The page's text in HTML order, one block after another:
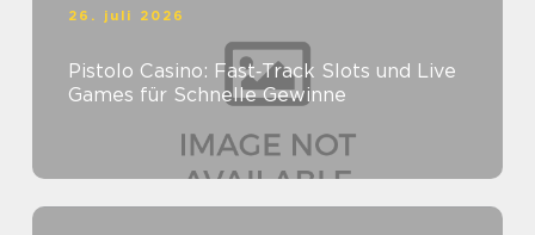
26. juli 2026
Pistolo Casino: Fast‑Track Slots und Live
Games für Schnelle Gewinne